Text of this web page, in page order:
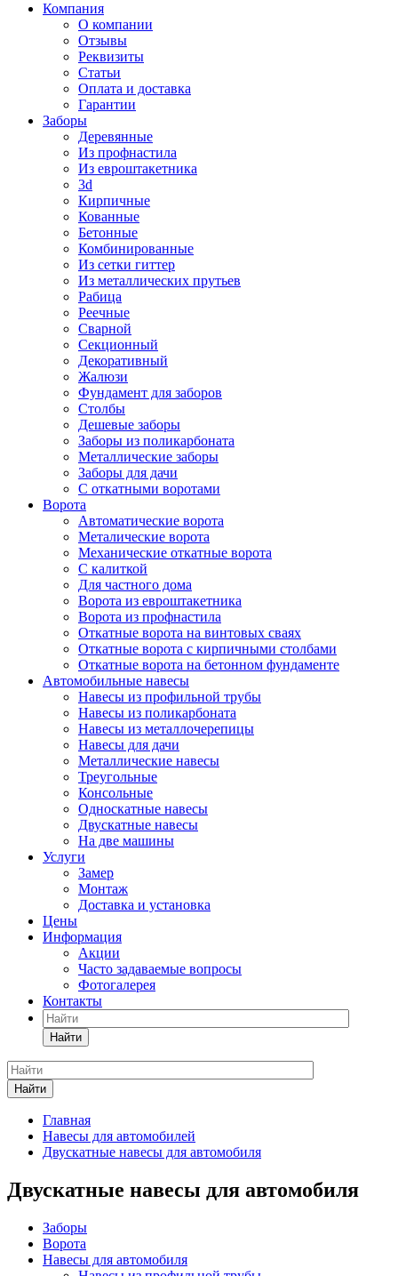
Компания
О компании
Отзывы
Реквизиты
Статьи
Оплата и доставка
Гарантии
Заборы
Деревянные
Из профнастила
Из евроштакетника
3d
Кирпичные
Кованные
Бетонные
Комбинированные
Из сетки гиттер
Из металлических прутьев
Рабица
Реечные
Сварной
Секционный
Декоративный
Жалюзи
Фундамент для заборов
Столбы
Дешевые заборы
Заборы из поликарбоната
Металлические заборы
Заборы для дачи
С откатными воротами
Ворота
Автоматические ворота
Металические ворота
Механические откатные ворота
С калиткой
Для частного дома
Ворота из евроштакетника
Ворота из профнастила
Откатные ворота на винтовых сваях
Откатные ворота с кирпичными столбами
Откатные ворота на бетонном фундаменте
Автомобильные навесы
Навесы из профильной трубы
Навесы из поликарбоната
Навесы из металлочерепицы
Навесы для дачи
Металлические навесы
Треугольные
Консольные
Односкатные навесы
Двускатные навесы
На две машины
Услуги
Замер
Монтаж
Доставка и установка
Цены
Информация
Акции
Часто задаваемые вопросы
Фотогалерея
Контакты
Найти
Найти
Главная
Навесы для автомобилей
Двускатные навесы для автомобиля
Двускатные навесы для автомобиля
Заборы
Ворота
Навесы для автомобиля